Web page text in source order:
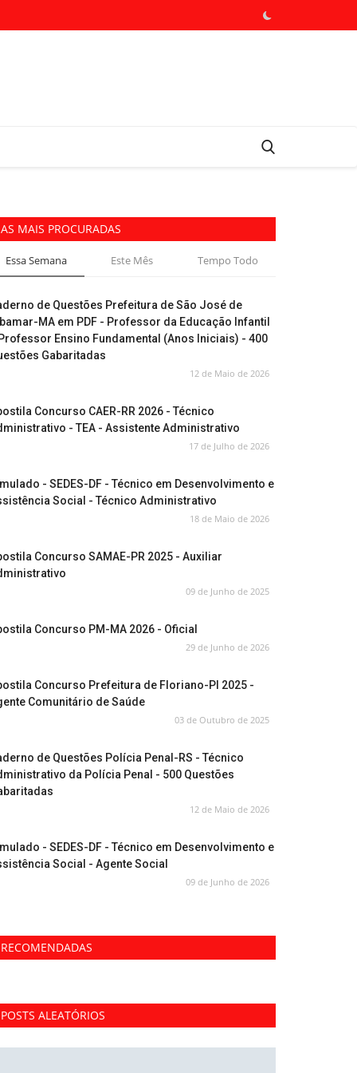
AS MAIS PROCURADAS
Essa Semana Este Mês Tempo Todo
de Questões Prefeitura de São José de
MA em PDF - Professor da Educação Infantil
Ensino Fundamental (Anos Iniciais) - 400
Gabaritadas
12 de Maio de 2026
Concurso CAER-RR 2026 - Técnico
- TEA - Assistente Administrativo
17 de Julho de 2026
- SEDES-DF - Técnico em Desenvolvimento e
Social - Técnico Administrativo
18 de Maio de 2026
Concurso SAMAE-PR 2025 - Auxiliar
09 de Junho de 2025
Concurso PM-MA 2026 - Oficial
29 de Junho de 2026
Concurso Prefeitura de Floriano-PI 2025 -
Comunitário de Saúde
03 de Outubro de 2025
de Questões Polícia Penal-RS - Técnico
da Polícia Penal - 500 Questões
12 de Maio de 2026
- SEDES-DF - Técnico em Desenvolvimento e
Social - Agente Social
09 de Junho de 2026
RECOMENDADAS
POSTS ALEATÓRIOS